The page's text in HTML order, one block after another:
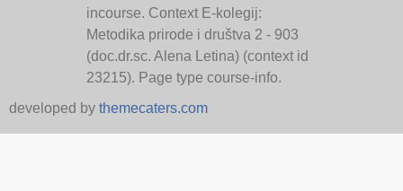
incourse. Context E-kolegij:
Metodika prirode i društva 2 - 903
(doc.dr.sc. Alena Letina) (context id
23215). Page type course-info.
developed by themecaters.com